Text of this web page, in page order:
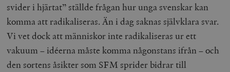
svider i hjärtat” ställde frågan hur unga svenskar kan
komma att radikaliseras. Än i dag saknas självklara svar.
Vi vet dock att människor inte radikaliseras ur ett
vakuum – idéerna måste komma någonstans ifrån – och
den sortens åsikter som SFM sprider bidrar till